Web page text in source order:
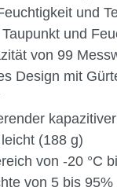
und
und
von 99
Design mit
(188 g)
von -20 °C
von 5 bis 95%